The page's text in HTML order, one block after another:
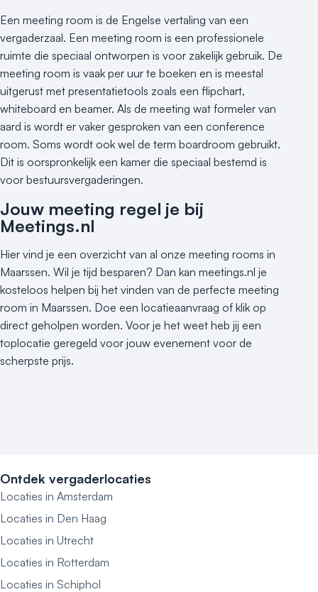
Duurzame locatie
Groene locatie
Heisessie
Hotel
Hybride events
Industriële locatie
Kasteel en landgoed
Kleine / intieme locatie
Locaties aan zee
Theater
Varende locatie
Een meeting room is de Engelse vertaling van een
vergaderzaal. Een meeting room is een professionele
ruimte die speciaal ontworpen is voor zakelijk gebruik. De
meeting room is vaak per uur te boeken en is meestal
uitgerust met presentatietools zoals een flipchart,
whiteboard en beamer. Als de meeting wat formeler van
aard is wordt er vaker gesproken van een conference
room. Soms wordt ook wel de term boardroom gebruikt.
Dit is oorspronkelijk een kamer die speciaal bestemd is
voor bestuursvergaderingen.
Jouw meeting regel je bij
Meetings.nl
Hier vind je een overzicht van al onze meeting rooms in
Maarssen. Wil je tijd besparen? Dan kan meetings.nl je
kosteloos helpen bij het vinden van de perfecte meeting
room in Maarssen. Doe een locatieaanvraag of klik op
direct geholpen worden. Voor je het weet heb jij een
toplocatie geregeld voor jouw evenement voor de
scherpste prijs.
Ontdek vergaderlocaties
Locaties in Amsterdam
Locaties in Den Haag
Locaties in Utrecht
Locaties in Rotterdam
Locaties in Schiphol